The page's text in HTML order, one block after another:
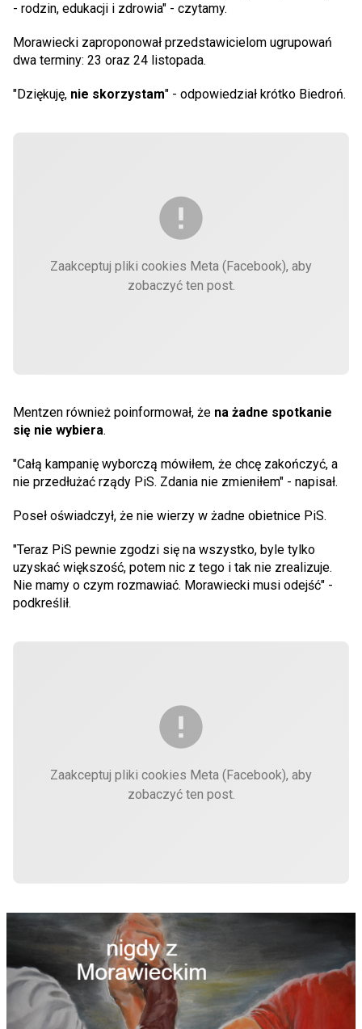
- rodzin, edukacji i zdrowia" - czytamy.
Morawiecki zaproponował przedstawicielom ugrupowań
dwa terminy: 23 oraz 24 listopada.
"Dziękuję, nie skorzystam" - odpowiedział krótko Biedroń.
Zaakceptuj pliki cookies Meta (Facebook), aby
zobaczyć ten post.
Mentzen również poinformował, że na żadne spotkanie
się nie wybiera.
"Całą kampanię wyborczą mówiłem, że chcę zakończyć, a
nie przedłużać rządy PiS. Zdania nie zmieniłem" - napisał.
Poseł oświadczył, że nie wierzy w żadne obietnice PiS.
"Teraz PiS pewnie zgodzi się na wszystko, byle tylko
uzyskać większość, potem nic z tego i tak nie zrealizuje.
Nie mamy o czym rozmawiać. Morawiecki musi odejść" -
podkreślił.
Zaakceptuj pliki cookies Meta (Facebook), aby
zobaczyć ten post.